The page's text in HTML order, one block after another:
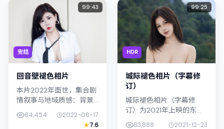
完结
99:43
回音壁褪色相片
本片2022年面世，集合剧
情叙事与地域质感：背景
设定与日本（北海道）的
文化肌理相呼应。导演滨
84,454
2022-08-17
7.6
HDR
99:25
城际褪色相片（字幕修
订）
城际褪色相片（字幕修
订）为2021年上映的东南
亚合拍剧情作品，由新海
83,888
2021-12-23